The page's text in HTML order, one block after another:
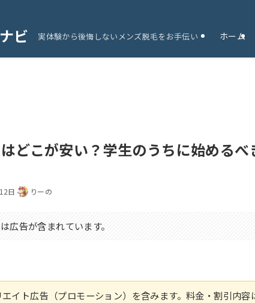
ビ 実体験から後悔しないメンズ脱毛をお手伝い ホーム
どこが安い？学生のうちに始める
日 りーの
広告が含まれています。
イト広告（プロモーション）を含みます。料金・割引内容